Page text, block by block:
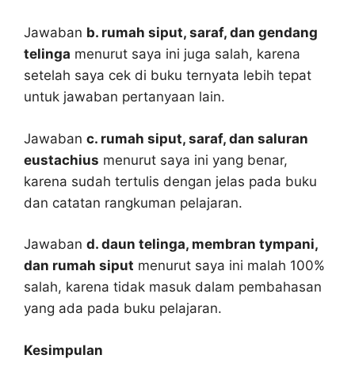
Jawaban b. rumah siput, saraf, dan gendang
telinga menurut saya ini juga salah, karena
setelah saya cek di buku ternyata lebih tepat
untuk jawaban pertanyaan lain.
Jawaban c. rumah siput, saraf, dan saluran
eustachius menurut saya ini yang benar,
karena sudah tertulis dengan jelas pada buku
dan catatan rangkuman pelajaran.
Jawaban d. daun telinga, membran tympani,
dan rumah siput menurut saya ini malah 100%
salah, karena tidak masuk dalam pembahasan
yang ada pada buku pelajaran.
Kesimpulan